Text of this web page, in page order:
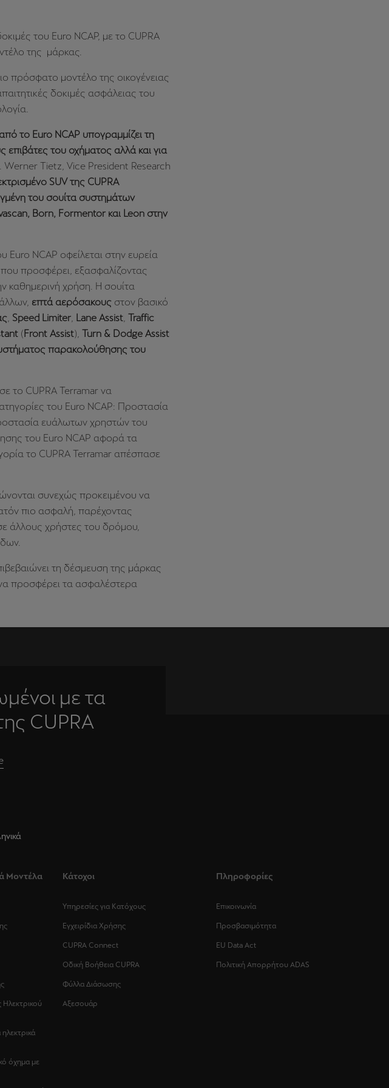
του Euro NCAP, με το CUPRA
της μάρκας.
πρόσφατο μοντέλο της οικογένειας
δοκιμές ασφάλειας του
το Euro NCAP υπογραμμίζει τη
του οχήματος αλλά και για
Tietz, Vice President Research
SUV της CUPRA
του σουίτα συστημάτων
Born, Formentor και Leon στην
Euro NCAP οφείλεται στην ευρεία
προσφέρει, εξασφαλίζοντας
καθημερινή χρήση. Η σουίτα
επτά αερόσακους στον βασικό
, Speed Limiter, Lane Assist, Traffic
( Front Assist), Turn & Dodge Assist
παρακολούθησης του
το CUPRA Terramar να
του Euro NCAP: Προστασία
ευάλωτων χρηστών του
του Euro NCAP αφορά τα
το CUPRA Terramar απέσπασε
συνεχώς προκειμένου να
πιο ασφαλή, παρέχοντας
άλλους χρήστες του δρόμου,
τη δέσμευση της μάρκας
προσφέρει τα ασφαλέστερα
με τα
CUPRA
Μοντέλα
όχημα με
Κάτοχοι
Υπηρεσίες για Κατόχους
Εγχειρίδια Χρήσης
CUPRA Connect
Οδική Βοήθεια CUPRA
Φύλλα Διάσωσης
Αξεσουάρ
Πληροφορίες
Επικοινωνία
Προσβασιμότητα
EU Data Act
Πολιτική Απορρήτου ADAS